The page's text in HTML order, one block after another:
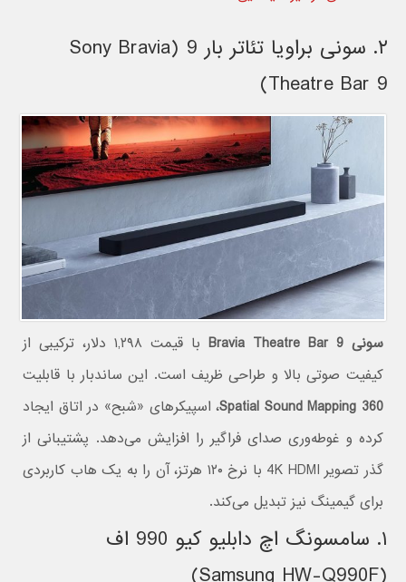
۲. سونی براویا تئاتر بار 9 (Sony Bravia
Theatre Bar 9)
سونی Bravia Theatre Bar 9
با قیمت ۱,۲۹۸ دلار، ترکیبی از
کیفیت صوتی بالا و طراحی ظریف است. این ساندبار با قابلیت
360 Spatial Sound Mapping
، اسپیکرهای «شبح» در اتاق ایجاد
کرده و غوطه‌وری صدای فراگیر را افزایش می‌دهد. پشتیبانی از
گذر تصویر 4K HDMI با نرخ ۱۲۰ هرتز، آن را به یک هاب کاربردی
برای گیمینگ نیز تبدیل می‌کند.
۱. سامسونگ اچ دابلیو کیو 990 اف